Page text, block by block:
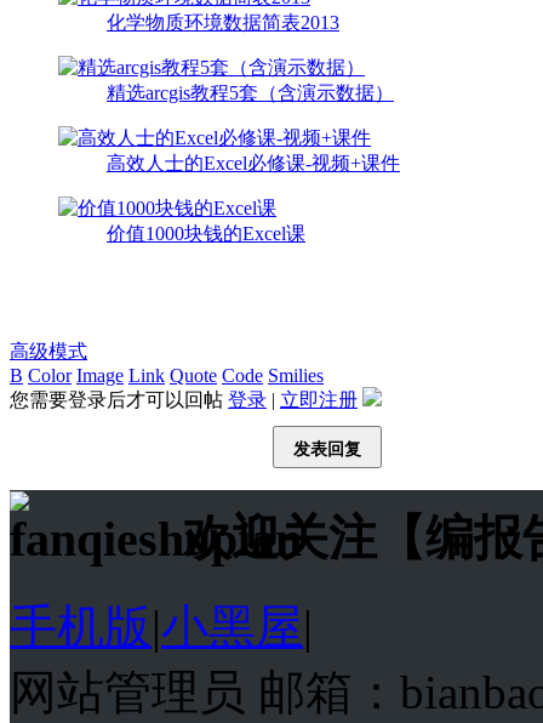
化学物质环境数据简表2013
精选arcgis教程5套（含演示数据）
高效人士的Excel必修课-视频+课件
价值1000块钱的Excel课
高级模式
B Color Image Link Quote Code Smilies
您需要登录后才可以回帖 登录 | 立即注册
发表回复
欢迎关注【编报
手机版|小黑屋|
网站管理员 邮箱：